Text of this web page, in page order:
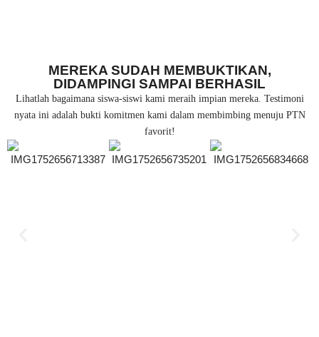
MEREKA SUDAH MEMBUKTIKAN,
DIDAMPINGI SAMPAI BERHASIL
Lihatlah bagaimana siswa-siswi kami meraih impian mereka. Testimoni
nyata ini adalah bukti komitmen kami dalam membimbing menuju PTN
favorit!